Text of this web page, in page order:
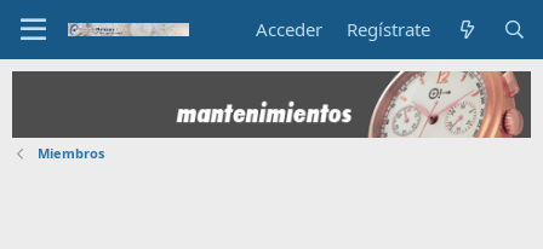
Acceder Regístrate
Miembros